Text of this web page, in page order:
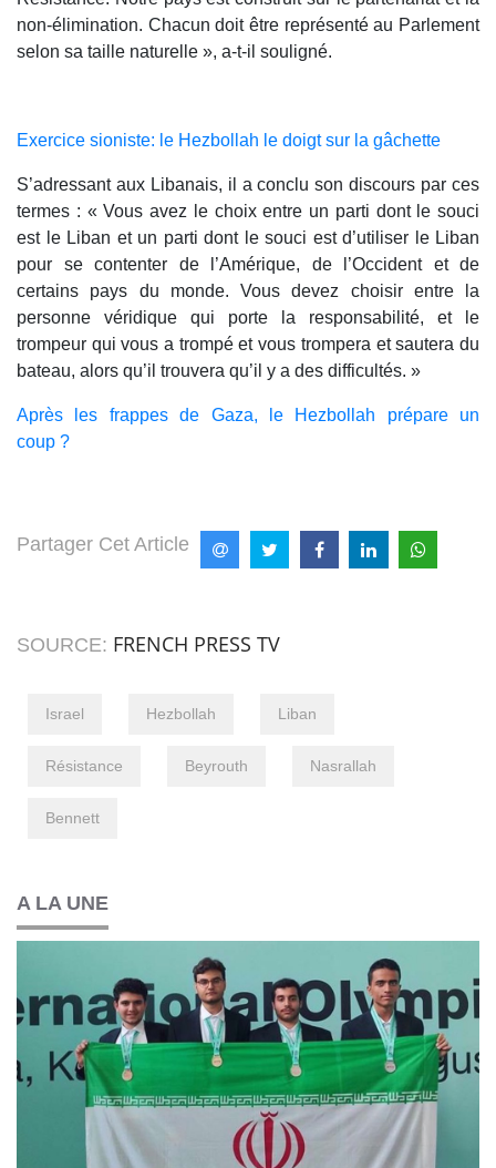
non-élimination. Chacun doit être représenté au Parlement
selon sa taille naturelle », a-t-il souligné.
Exercice sioniste: le Hezbollah le doigt sur la gâchette
S’adressant aux Libanais, il a conclu son discours par ces
termes : « Vous avez le choix entre un parti dont le souci
est le Liban et un parti dont le souci est d’utiliser le Liban
pour se contenter de l’Amérique, de l’Occident et de
certains pays du monde. Vous devez choisir entre la
personne véridique qui porte la responsabilité, et le
trompeur qui vous a trompé et vous trompera et sautera du
bateau, alors qu’il trouvera qu’il y a des difficultés. »
Après les frappes de Gaza, le Hezbollah prépare un
coup ?
Partager Cet Article
SOURCE: FRENCH PRESS TV
Israel Hezbollah Liban
Résistance Beyrouth Nasrallah
Bennett
A LA UNE